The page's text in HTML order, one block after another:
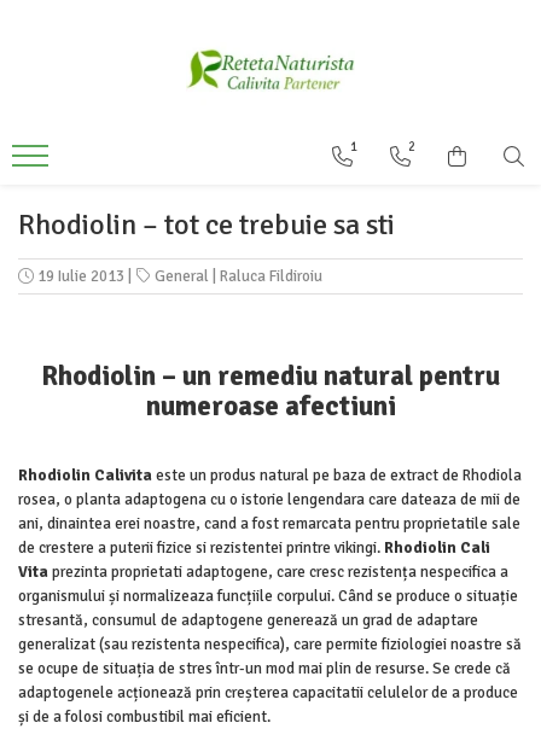
Antistress / Stare depresie
Vitamine / Multivitamine
Contact / Despre Noi
Despre noi
1 2
Rhodiolin – tot ce trebuie sa sti
19 Iulie 2013 General Raluca Fildiroiu
Rhodiolin – un remediu natural pentru
numeroase afectiuni
Rhodiolin Calivitaeste un produs natural pe baza de extract de Rhodiola
rosea, o planta adaptogena cu o istorie lengendara care dateaza de mii de
ani, dinaintea erei noastre, cand a fost remarcata pentru proprietatile sale
de crestere a puterii fizice si rezistentei printre vikingi. Rhodiolin Cali
Vitaprezinta proprietati adaptogene, care cresc rezistența nespecifica a
organismului și normalizeaza funcțiile corpului. Când se produce o situație
stresantă, consumul de adaptogene generează un grad de adaptare
generalizat (sau rezistenta nespecifica), care permite fiziologiei noastre să
se ocupe de situația de stres într-un mod mai plin de resurse. Se crede că
adaptogenele acționează prin creșterea capacitatii celulelor de a produce
și de a folosi combustibil mai eficient.